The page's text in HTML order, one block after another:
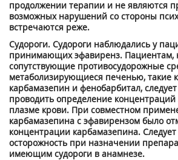
продолжении терапии и не являются
возможных нарушений со стороны
встречаются реже.
Судороги. Судороги наблюдались у
принимающих эфавиренз. Пациентам,
сопутствующие противосудорожные
метаболизирующиеся печенью, такие
карбамазепин и фенобарбитал,
проводить определение концентраций
плазме крови. При совместном
карбамазепина с эфавирензом было
концентрации карбамазепина.
осторожность при назначении
имеющим судороги в анамнезе.